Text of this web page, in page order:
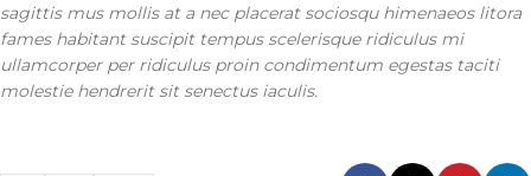
sagittis mus mollis at a nec placerat sociosqu himenaeos litora
fames habitant suscipit tempus scelerisque ridiculus mi
ullamcorper per ridiculus proin condimentum egestas taciti
molestie hendrerit sit senectus iaculis.